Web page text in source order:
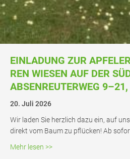
EIN­LA­DUNG ZUR
REN WIE­SEN AUF DER
ABSEN­REU­TER­WEG
20. Juli 2026
Wir laden Sie herz­lich dazu ein, auf
direkt vom Baum zu pflü­cken! Ab
Mehr lesen >>about Ein­la­dung zur